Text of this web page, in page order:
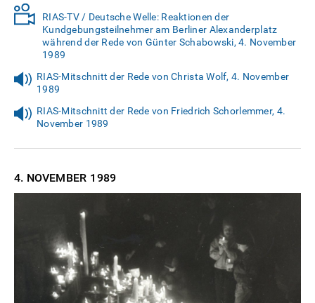
RIAS-TV / Deutsche Welle: Reaktionen der
Kundgebungsteilnehmer am Berliner Alexanderplatz
während der Rede von Günter Schabowski, 4. November
1989
RIAS-Mitschnitt der Rede von Christa Wolf, 4. November
1989
RIAS-Mitschnitt der Rede von Friedrich Schorlemmer, 4.
November 1989
4. NOVEMBER 1989